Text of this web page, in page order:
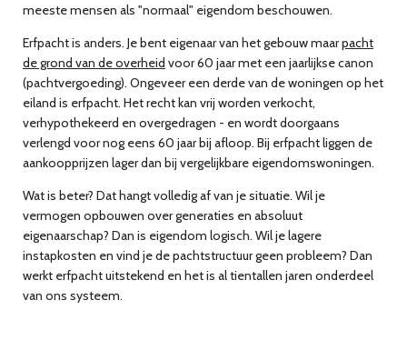
meeste mensen als "normaal" eigendom beschouwen.
Erfpachtis anders. Je bent eigenaar van het gebouw maarpacht
de grond van de overheid voor60 jaarmet een jaarlijkse canon
(pachtvergoeding). Ongeveer een derde van de woningen op het
eiland is erfpacht. Het recht kan vrij worden verkocht,
verhypothekeerd en overgedragen - en wordt doorgaans
verlengd voor nog eens 60 jaar bij afloop. Bij erfpacht liggen de
aankoopprijzen lager dan bij vergelijkbare eigendomswoningen.
Wat is beter? Dat hangt volledig af van je situatie. Wil je
vermogen opbouwen over generaties en absoluut
eigenaarschap? Dan is eigendom logisch. Wil je lagere
instapkosten en vind je de pachtstructuur geen probleem? Dan
werkt erfpacht uitstekend en het is al tientallen jaren onderdeel
van ons systeem.